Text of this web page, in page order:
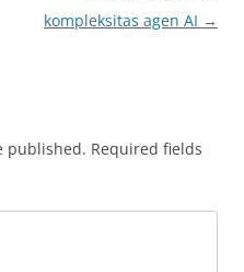
kompleksitas agen AI →
published. Required fields